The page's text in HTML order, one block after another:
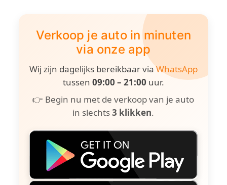
Verkoop je auto in minuten
via onze app
Wij zijn dagelijks bereikbaar viaWhatsApp
tussen 09:00 – 21:00 uur.
👉 Begin nu met de verkoop van je auto
in slechts3 klikken.